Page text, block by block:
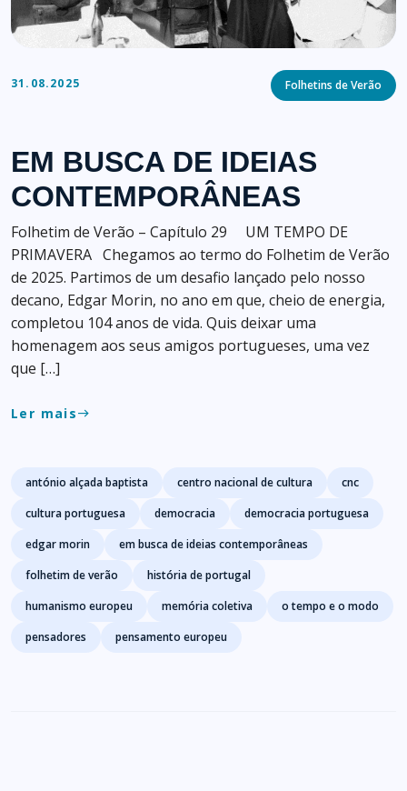
31.08.2025 Categories
Folhetins de Verão
EM BUSCA DE IDEIAS
CONTEMPORÂNEAS
Folhetim de Verão – Capítulo 29 UM TEMPO DE
PRIMAVERA Chegamos ao termo do Folhetim de Verão
de 2025. Partimos de um desafio lançado pelo nosso
decano, Edgar Morin, no ano em que, cheio de energia,
completou 104 anos de vida. Quis deixar uma
homenagem aos seus amigos portugueses, uma vez
que […]
Ler maiseast
Tags
antónio alçada baptista centro nacional de cultura
cnc
cultura portuguesa
democracia
democracia portuguesa
edgar morin
em busca de ideias contemporâneas
folhetim de verão
história de portugal
humanismo europeu
memória coletiva
o tempo e o modo
pensadores
pensamento europeu